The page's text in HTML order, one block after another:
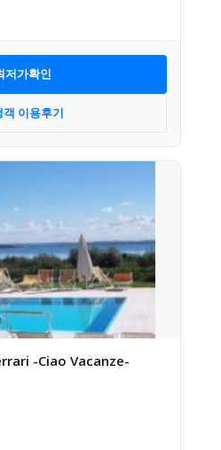
저가확인
객 이용후기
-Ciao Vacanze-